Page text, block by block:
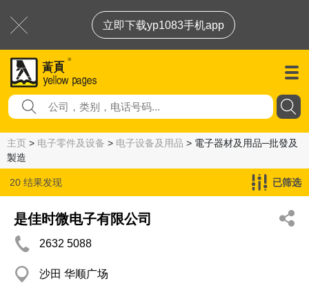
立即下载yp1083手机app
主页 > 电子零件及设备 > 电子设备及用品 > 電子器材及用品─批發及
製造
20 结果发现
電子器材及用品─批發及製造
已筛选
是佳时微电子有限公司
2632 5088
沙田 华顺广场